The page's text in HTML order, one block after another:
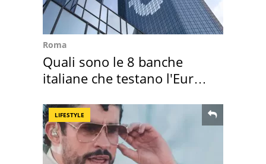
Roma
Quali sono le 8 banche
italiane che testano l'Euro
LIFESTYLE